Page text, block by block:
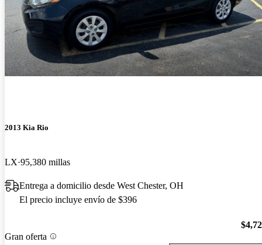
2013 Kia Rio
LX 95,380 millas
Entrega a domicilio desde West Chester, OH
El precio incluye envío de $396
Gran oferta